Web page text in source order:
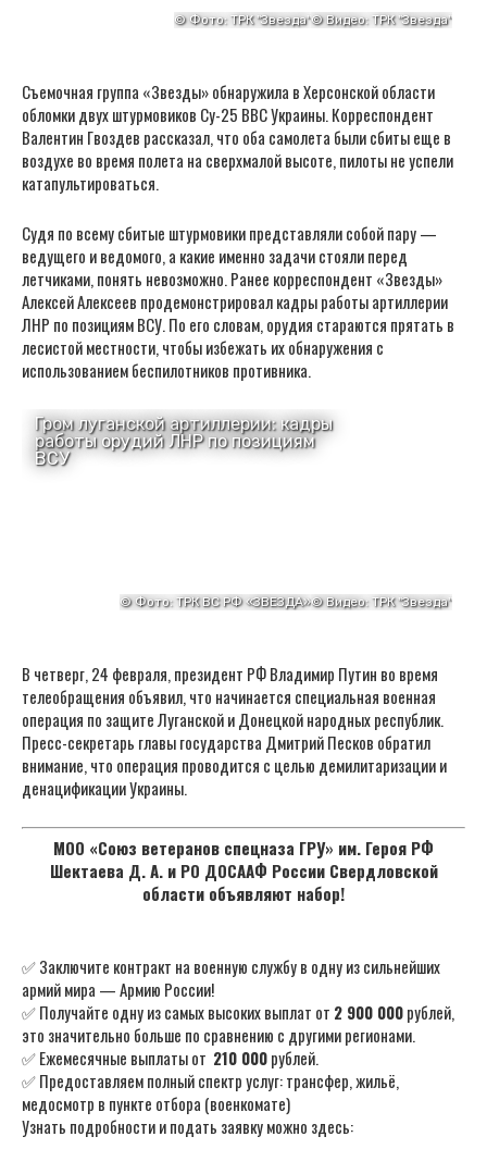
Съемочная группа «Звезды» обнаружила в Херсонской области
обломки двух штурмовиков Су-25 ВВС Украины. Корреспондент
Валентин Гвоздев рассказал, что оба самолета были сбиты еще в
воздухе во время полета на сверхмалой высоте, пилоты не успели
катапультироваться.
Судя по всему сбитые штурмовики представляли собой пару —
ведущего и ведомого, а какие именно задачи стояли перед
летчиками, понять невозможно. Ранее корреспондент «Звезды»
Алексей Алексеев продемонстрировал кадры работы артиллерии
ЛНР по позициям ВСУ. По его словам, орудия стараются прятать в
лесистой местности, чтобы избежать их обнаружения с
использованием беспилотников противника.
В четверг, 24 февраля, президент РФ Владимир Путин во время
телеобращения объявил, что начинается специальная военная
операция по защите Луганской и Донецкой народных республик.
Пресс-секретарь главы государства Дмитрий Песков обратил
внимание, что операция проводится с целью демилитаризации и
денацификации Украины.
МОО «Союз ветеранов спецназа ГРУ» им. Героя РФ
Шектаева Д. А. и РО ДОСААФ России Свердловской
области объявляют набор!
✅ Заключите контракт на военную службу в одну из сильнейших
армий мира — Армию России!
✅ Получайте одну из самых высоких выплат от 2 900 000рублей,
это значительно больше по сравнению с другими регионами.
✅ Ежемесячные выплаты от 210 000рублей.
✅ Предоставляем полный спектр услуг: трансфер, жильё,
медосмотр в пункте отбора (военкомате)
Узнать подробности и подать заявку можно здесь: